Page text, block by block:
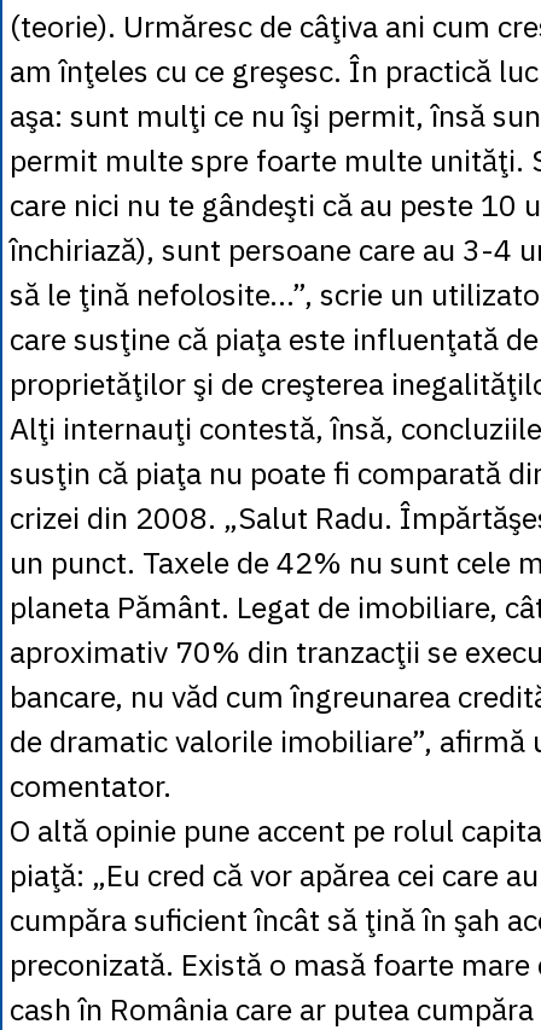
(teorie). Urmăresc de câţiva ani cum
am înţeles cu ce greşesc. În practică
aşa: sunt mulţi ce nu îşi permit, însă
permit multe spre foarte multe unităţi.
care nici nu te gândeşti că au peste 10
închiriază), sunt persoane care au 3-4
să le ţină nefolosite…”, scrie un
care susţine că piaţa este influenţată
proprietăţilor şi de creşterea
Alţi internauţi contestă, însă,
susţin că piaţa nu poate fi comparată
crizei din 2008. „Salut Radu.
un punct. Taxele de 42% nu sunt cele
planeta Pământ. Legat de imobiliare,
aproximativ 70% din tranzacţii se
bancare, nu văd cum îngreunarea
de dramatic valorile imobiliare”, afirmă
comentator.
O altă opinie pune accent pe rolul
piaţă: „Eu cred că vor apărea cei care
cumpăra suficient încât să ţină în şah
preconizată. Există o masă foarte
cash în România care ar putea